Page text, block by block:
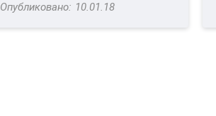
10.01.18